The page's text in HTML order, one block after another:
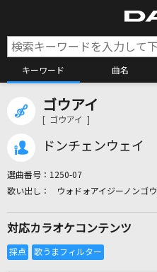
キーワード 曲名
ゴウアイ
[ ゴウアイ ]
ドンチェンウェイ
選曲番号： 1250-07
ウォドォアイジーノンゴウ
対応カラオケコンテンツ